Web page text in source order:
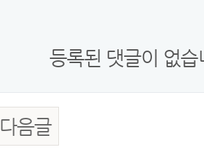
등록된 댓글이 없습
다음글